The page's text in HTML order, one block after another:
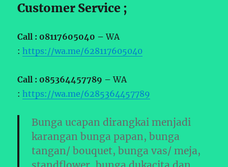
Customer Service ;
Call : 08117605040 –WA
:https://wa.me/628117605040
Call : 085364457789 –WA
:https://wa.me/6285364457789
Bunga ucapan dirangkai menjadi
karangan bunga papan, bunga
tangan/ bouquet, bunga vas/ meja,